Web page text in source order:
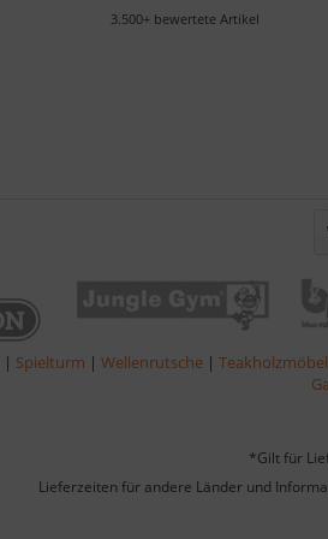
3.500+ bewertete Artikel
| Spielturm | Wellenrutsche | Teakholzmöbel
*Gilt für
Lieferzeiten für andere Länder und